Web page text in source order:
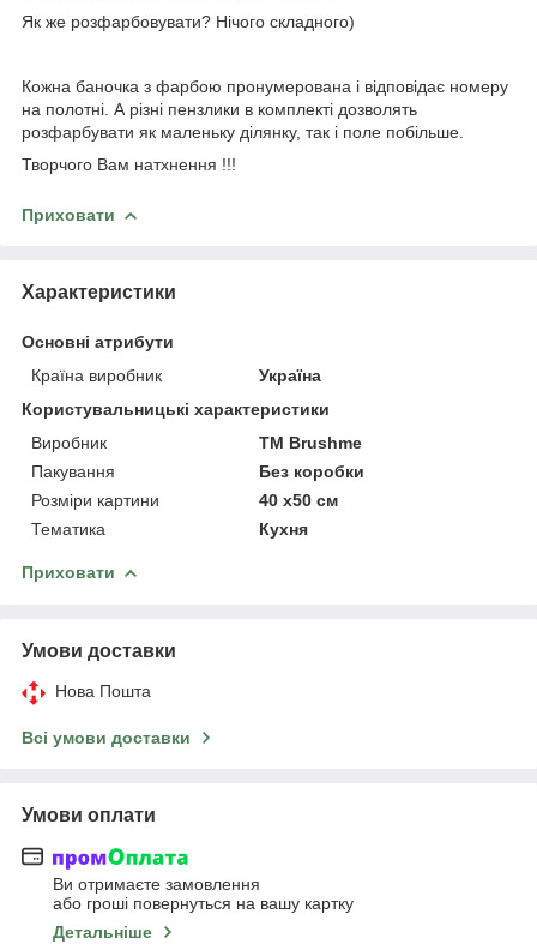
Як же розфарбовувати? Нічого складного)
Кожна баночка з фарбою пронумерована і відповідає номеру
на полотні. А різні пензлики в комплекті дозволять
розфарбувати як маленьку ділянку, так і поле побільше.
Творчого Вам натхнення !!!
Приховати
Характеристики
Основні атрибути
Країна виробник
Україна
Користувальницькі характеристики
Виробник
ТМ Brushme
Пакування
Без коробки
Розміри картини
40 x50 см
Тематика
Кухня
Приховати
Умови доставки
Нова Пошта
Всі умови доставки
Умови оплати
Ви отримаєте замовлення
або гроші повернуться на вашу картку
Детальніше